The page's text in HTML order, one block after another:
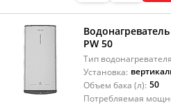
PW 50
Тип
Установка:
Объем бака (л): 50
Потребляемая